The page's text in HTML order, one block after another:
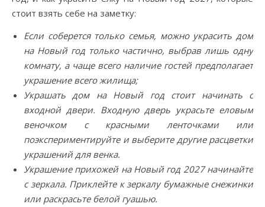
стоит взять себе на заметку:
Если соберется только семья, можно украсить дом
на Новый год только частично, выбрав лишь одну
комнату, а чаще всего наличие гостей предполагает
украшение всего жилища;
Украшать дом на Новый год стоит начинать с
входной двери. Входную дверь украсьте еловым
веночком с красными ленточками или
поэкспериментируйте и выберите другие расцветки
украшений для венка.
Украшение прихожей на Новый год 2027 начинайте
с зеркала. Приклейте к зеркалу бумажные снежинки
или раскрасьте белой гуашью.